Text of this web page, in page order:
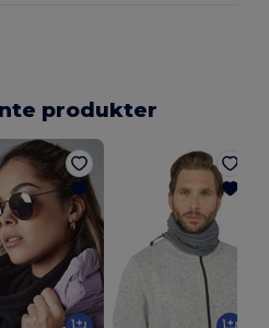
produkter